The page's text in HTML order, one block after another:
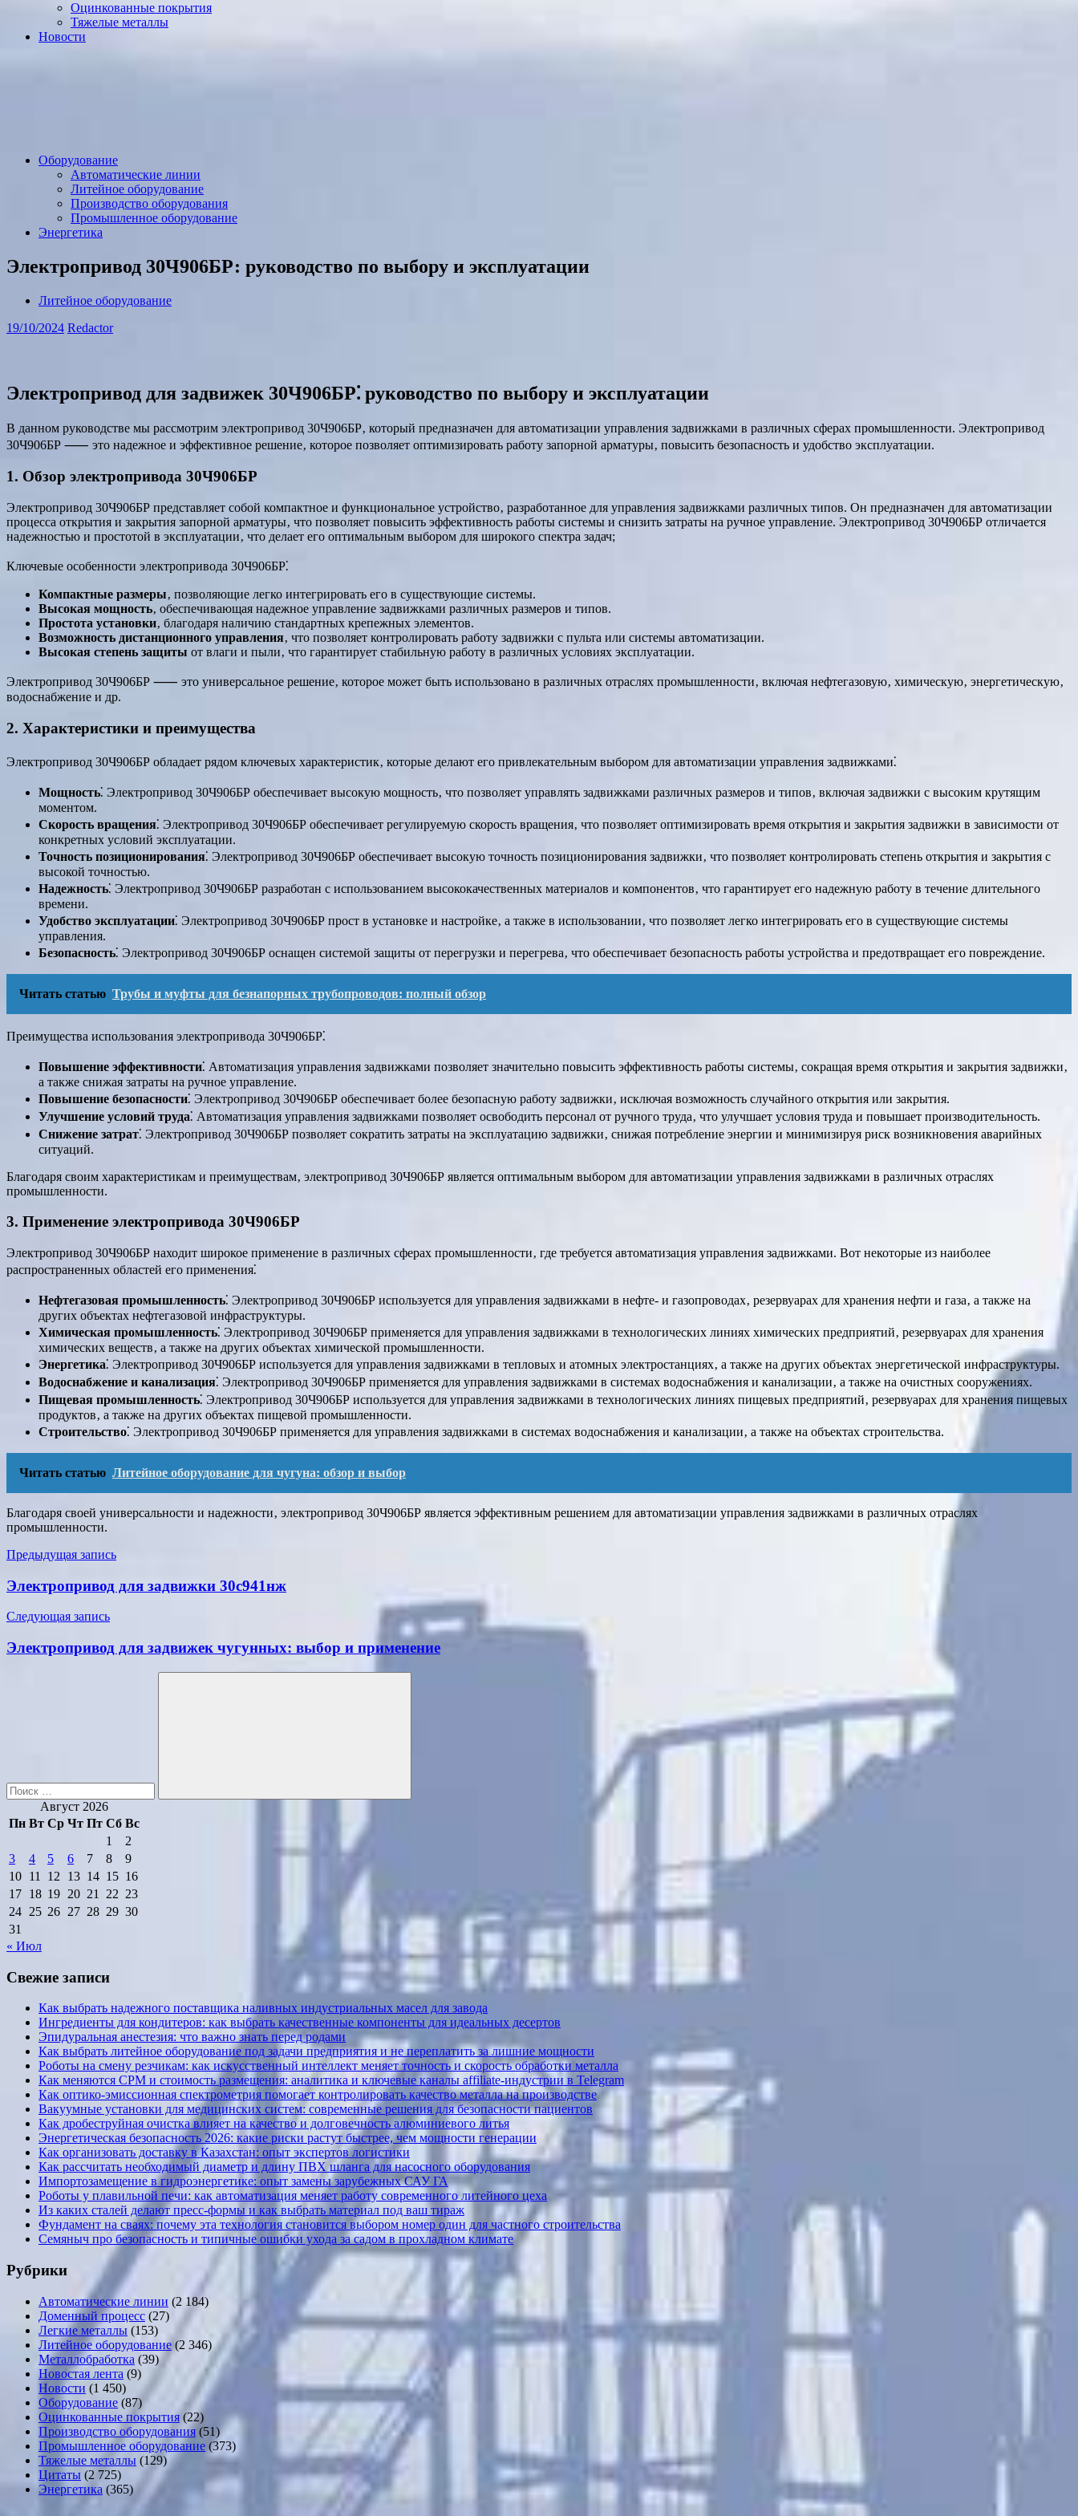
Оцинкованные покрытия
Тяжелые металлы
Новости
Оборудование
Автоматические линии
Литейное оборудование
Производство оборудования
Промышленное оборудование
Энергетика
Электропривод 30Ч906БР: руководство по выбору и эксплуатации
Литейное оборудование
19/10/2024 Redactor
Электропривод для задвижек 30Ч906БР⁚ руководство по выбору и эксплуатации
В данном руководстве мы рассмотрим электропривод 30Ч906БР‚ который предназначен для автоматизации управления задвижками в различных сферах промышленности. Электропривод
30Ч906БР ⸺ это надежное и эффективное решение‚ которое позволяет оптимизировать работу запорной арматуры‚ повысить безопасность и удобство эксплуатации.
1. Обзор электропривода 30Ч906БР
Электропривод 30Ч906БР представляет собой компактное и функциональное устройство‚ разработанное для управления задвижками различных типов. Он предназначен для автоматизации
процесса открытия и закрытия запорной арматуры‚ что позволяет повысить эффективность работы системы и снизить затраты на ручное управление. Электропривод 30Ч906БР отличается
надежностью и простотой в эксплуатации‚ что делает его оптимальным выбором для широкого спектра задач;
Ключевые особенности электропривода 30Ч906БР⁚
Компактные размеры‚ позволяющие легко интегрировать его в существующие системы.
Высокая мощность‚ обеспечивающая надежное управление задвижками различных размеров и типов.
Простота установки‚ благодаря наличию стандартных крепежных элементов.
Возможность дистанционного управления‚ что позволяет контролировать работу задвижки с пульта или системы автоматизации.
Высокая степень защиты от влаги и пыли‚ что гарантирует стабильную работу в различных условиях эксплуатации.
Электропривод 30Ч906БР ⸺ это универсальное решение‚ которое может быть использовано в различных отраслях промышленности‚ включая нефтегазовую‚ химическую‚ энергетическую‚
водоснабжение и др.
2. Характеристики и преимущества
Электропривод 30Ч906БР обладает рядом ключевых характеристик‚ которые делают его привлекательным выбором для автоматизации управления задвижками⁚
Мощность⁚ Электропривод 30Ч906БР обеспечивает высокую мощность‚ что позволяет управлять задвижками различных размеров и типов‚ включая задвижки с высоким крутящим
моментом.
Скорость вращения⁚ Электропривод 30Ч906БР обеспечивает регулируемую скорость вращения‚ что позволяет оптимизировать время открытия и закрытия задвижки в зависимости от
конкретных условий эксплуатации.
Точность позиционирования⁚ Электропривод 30Ч906БР обеспечивает высокую точность позиционирования задвижки‚ что позволяет контролировать степень открытия и закрытия с
высокой точностью.
Надежность⁚ Электропривод 30Ч906БР разработан с использованием высококачественных материалов и компонентов‚ что гарантирует его надежную работу в течение длительного
времени.
Удобство эксплуатации⁚ Электропривод 30Ч906БР прост в установке и настройке‚ а также в использовании‚ что позволяет легко интегрировать его в существующие системы
управления.
Безопасность⁚ Электропривод 30Ч906БР оснащен системой защиты от перегрузки и перегрева‚ что обеспечивает безопасность работы устройства и предотвращает его повреждение.
Читать статью Трубы и муфты для безнапорных трубопроводов: полный обзор
Преимущества использования электропривода 30Ч906БР⁚
Повышение эффективности⁚ Автоматизация управления задвижками позволяет значительно повысить эффективность работы системы‚ сокращая время открытия и закрытия задвижки‚
а также снижая затраты на ручное управление.
Повышение безопасности⁚ Электропривод 30Ч906БР обеспечивает более безопасную работу задвижки‚ исключая возможность случайного открытия или закрытия.
Улучшение условий труда⁚ Автоматизация управления задвижками позволяет освободить персонал от ручного труда‚ что улучшает условия труда и повышает производительность.
Снижение затрат⁚ Электропривод 30Ч906БР позволяет сократить затраты на эксплуатацию задвижки‚ снижая потребление энергии и минимизируя риск возникновения аварийных
ситуаций.
Благодаря своим характеристикам и преимуществам‚ электропривод 30Ч906БР является оптимальным выбором для автоматизации управления задвижками в различных отраслях
промышленности.
3. Применение электропривода 30Ч906БР
Электропривод 30Ч906БР находит широкое применение в различных сферах промышленности‚ где требуется автоматизация управления задвижками. Вот некоторые из наиболее
распространенных областей его применения⁚
Нефтегазовая промышленность⁚ Электропривод 30Ч906БР используется для управления задвижками в нефте- и газопроводах‚ резервуарах для хранения нефти и газа‚ а также на
других объектах нефтегазовой инфраструктуры.
Химическая промышленность⁚ Электропривод 30Ч906БР применяется для управления задвижками в технологических линиях химических предприятий‚ резервуарах для хранения
химических веществ‚ а также на других объектах химической промышленности.
Энергетика⁚ Электропривод 30Ч906БР используется для управления задвижками в тепловых и атомных электростанциях‚ а также на других объектах энергетической инфраструктуры.
Водоснабжение и канализация⁚ Электропривод 30Ч906БР применяется для управления задвижками в системах водоснабжения и канализации‚ а также на очистных сооружениях.
Пищевая промышленность⁚ Электропривод 30Ч906БР используется для управления задвижками в технологических линиях пищевых предприятий‚ резервуарах для хранения пищевых
продуктов‚ а также на других объектах пищевой промышленности.
Строительство⁚ Электропривод 30Ч906БР применяется для управления задвижками в системах водоснабжения и канализации‚ а также на объектах строительства.
Читать статью Литейное оборудование для чугуна: обзор и выбор
Благодаря своей универсальности и надежности‚ электропривод 30Ч906БР является эффективным решением для автоматизации управления задвижками в различных отраслях
промышленности.
Навигация
по
записям
Предыдущая запись
Электропривод для задвижки 30с941нж
Следующая запись
Электропривод для задвижек чугунных: выбор и применение
Поиск
Август 2026
Пн Вт Ср Чт Пт Сб Вс
1
2
3
4 5 6 7 8
9
10 11 12 13 14 15 16
17 18 19 20 21 22 23
24 25 26 27 28 29 30
31
« Июл
Свежие записи
Как выбрать надежного поставщика наливных индустриальных масел для завода
Ингредиенты для кондитеров: как выбрать качественные компоненты для идеальных десертов
Эпидуральная анестезия: что важно знать перед родами
Как выбрать литейное оборудование под задачи предприятия и не переплатить за лишние мощности
Роботы на смену резчикам: как искусственный интеллект меняет точность и скорость обработки металла
Как меняются CPM и стоимость размещения: аналитика и ключевые каналы affiliate-индустрии в Telegram
Как оптико-эмиссионная спектрометрия помогает контролировать качество металла на производстве
Вакуумные установки для медицинских систем: современные решения для безопасности пациентов
Как дробеструйная очистка влияет на качество и долговечность алюминиевого литья
Энергетическая безопасность 2026: какие риски растут быстрее, чем мощности генерации
Как организовать доставку в Казахстан: опыт экспертов логистики
Как рассчитать необходимый диаметр и длину ПВХ шланга для насосного оборудования
Импортозамещение в гидроэнергетике: опыт замены зарубежных САУ ГА
Роботы у плавильной печи: как автоматизация меняет работу современного литейного цеха
Из каких сталей делают пресс-формы и как выбрать материал под ваш тираж
Фундамент на сваях: почему эта технология становится выбором номер один для частного строительства
Семяныч про безопасность и типичные ошибки ухода за садом в прохладном климате
Рубрики
Автоматические линии (2 184)
Доменный процесс (27)
Легкие металлы (153)
Литейное оборудование (2 346)
Металлобработка (39)
Новостая лента (9)
Новости (1 450)
Оборудование (87)
Оцинкованные покрытия (22)
Производство оборудования (51)
Промышленное оборудование (373)
Тяжелые металлы (129)
Цитаты (2 725)
Энергетика (365)